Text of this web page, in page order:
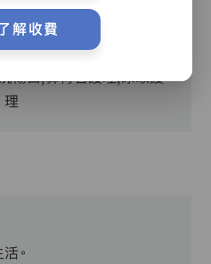
、換尿片
理
。
解收費